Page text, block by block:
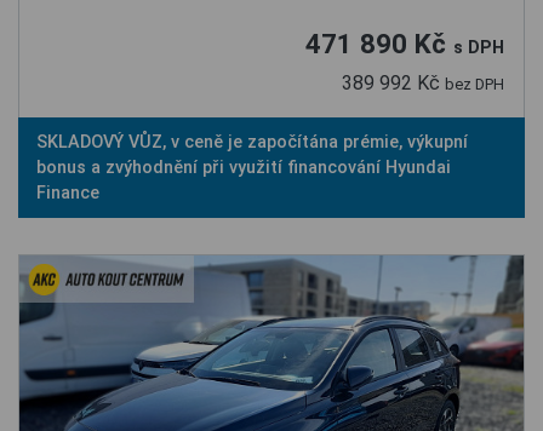
471 890 Kč s DPH
389 992 Kč bez DPH
SKLADOVÝ VŮZ, v ceně je započítána prémie, výkupní
bonus a zvýhodnění při využití financování Hyundai
Finance